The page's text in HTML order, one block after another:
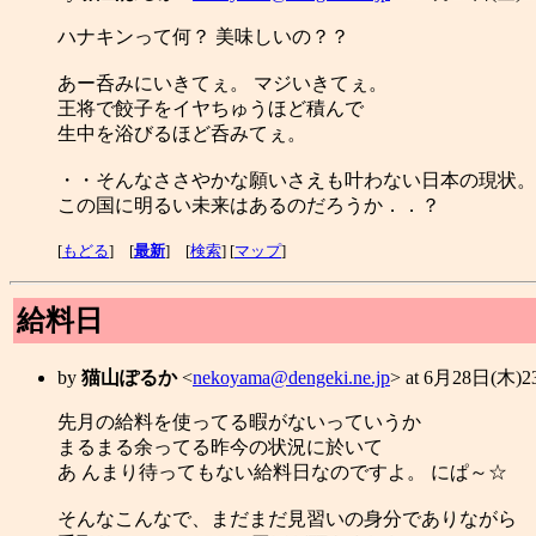
ハナキンって何？ 美味しいの？？
あー呑みにいきてぇ。 マジいきてぇ。
王将で餃子をイヤちゅうほど積んで
生中を浴びるほど呑みてぇ。
・・そんなささやかな願いさえも叶わない日本の現状。
この国に明るい未来はあるのだろうか．．？
[もどる] [最新] [検索] [マップ]
給料日
by 猫山ぽるか<nekoyama@dengeki.ne.jp> at 6月28日(木
先月の給料を使ってる暇がないっていうか
まるまる余ってる昨今の状況に於いて
あ んまり待ってもない給料日なのですよ。 にぱ～☆
そんなこんなで、まだまだ見習いの身分でありながら